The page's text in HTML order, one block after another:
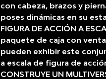
con cabeza, brazos y
poses dinámicas en su
FIGURA DE ACCIÓN A
paquete de caja con
pueden exhibir este
a escala de figura de
CONSTRUYE UN